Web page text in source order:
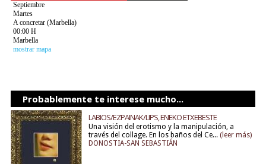
Septiembre
Martes
A concretar (Marbella)
00:00 H
Marbella
mostrar mapa
Probablemente te interese mucho...
LABIOS/EZPAINAK/LIPS, ENEKO ETXEBESTE
Una visión del erotismo y la manipulación, a
través del collage. En los baños del Ce... (leer más)
DONOSTIA-SAN SEBASTIÁN